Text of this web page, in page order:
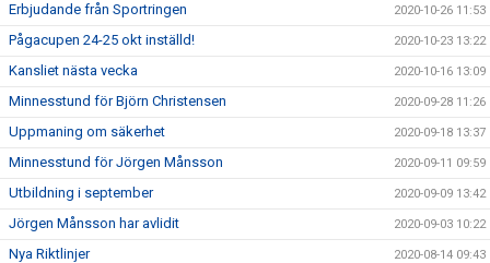
Erbjudande från Sportringen 2020-10-26 11:53
Pågacupen 24-25 okt inställd! 2020-10-23 13:22
Kansliet nästa vecka 2020-10-16 13:09
Minnesstund för Björn Christensen 2020-09-28 11:26
Uppmaning om säkerhet 2020-09-18 13:37
Minnesstund för Jörgen Månsson 2020-09-11 09:59
Utbildning i september 2020-09-09 13:42
Jörgen Månsson har avlidit 2020-09-03 10:22
Nya Riktlinjer 2020-08-14 09:43